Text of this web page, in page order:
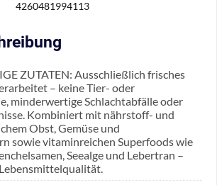
4260481994113
ZUTATEN: Ausschließlich frisches
– keine Tier- oder
minderwertige Schlachtabfälle oder
Kombiniert mit nährstoff- und
Obst, Gemüse und
sowie vitaminreichen Superfoods wie
Seealge und Lebertran –